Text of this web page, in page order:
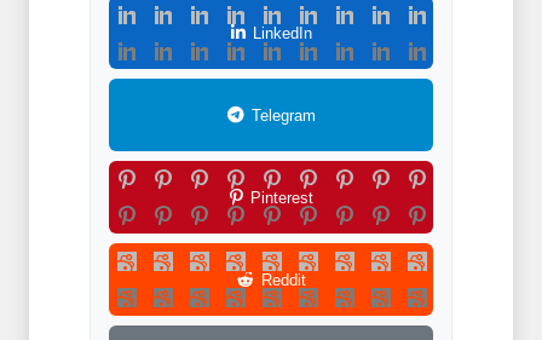
LinkedIn
Telegram
Pinterest
Reddit